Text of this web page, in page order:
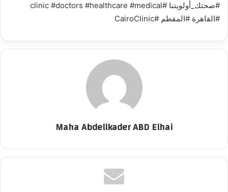
#صحتك_أولويتنا #clinic #doctors #healthcare #medical
#القاهرة #المقطم #CairoClinic
Maha Abdellkader ABD Elhai